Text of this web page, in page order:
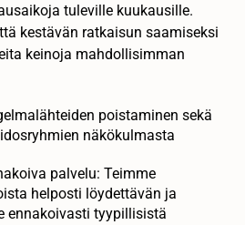
tuleville kuukausille.
kestävän ratkaisun saamiseksi
keinoja mahdollisimman
poistaminen sekä
näkökulmasta
palvelu: Teimme
helposti löydettävän ja
ennakoivasti tyypillisistä